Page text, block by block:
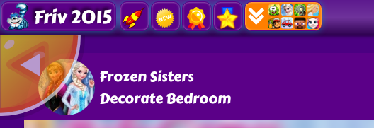
Friv 2015
Frozen Sisters
Decorate Bedroom